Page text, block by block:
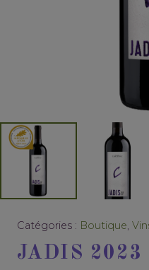
Catégories : Boutique,
JADIS 2023